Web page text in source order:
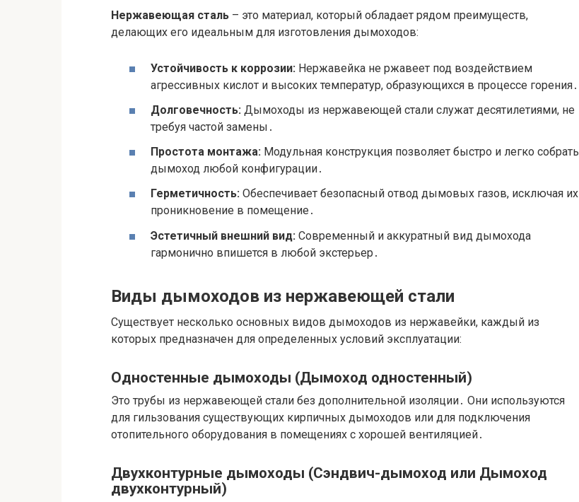
Нержавеющая сталь – это материал, который обладает рядом преимуществ,
делающих его идеальным для изготовления дымоходов:
Устойчивость к коррозии: Нержавейка не ржавеет под воздействием
агрессивных кислот и высоких температур, образующихся в процессе горения․
Долговечность: Дымоходы из нержавеющей стали служат десятилетиями, не
требуя частой замены․
Простота монтажа: Модульная конструкция позволяет быстро и легко собрать
дымоход любой конфигурации․
Герметичность: Обеспечивает безопасный отвод дымовых газов, исключая их
проникновение в помещение․
Эстетичный внешний вид: Современный и аккуратный вид дымохода
гармонично впишется в любой экстерьер․
Виды дымоходов из нержавеющей стали
Существует несколько основных видов дымоходов из нержавейки, каждый из
которых предназначен для определенных условий эксплуатации:
Одностенные дымоходы (Дымоход одностенный)
Это трубы из нержавеющей стали без дополнительной изоляции․ Они используются
для гильзования существующих кирпичных дымоходов или для подключения
отопительного оборудования в помещениях с хорошей вентиляцией․
Двухконтурные дымоходы (Сэндвич-дымоход или Дымоход
двухконтурный)